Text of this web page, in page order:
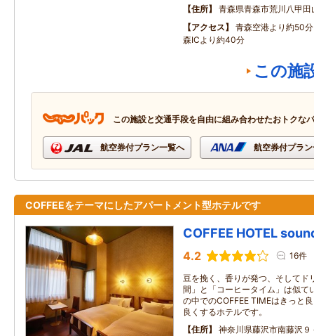
住所
青森県青森市荒川八甲田
アクセス
青森空港より約50
森ICより約40分
この施
この施設と交通手段を自由に組み合わせたおトクな
航空券付プラン一覧へ 航空券付プラ
COFFEEをテーマにしたアパートメント型ホテルです
COFFEE HOTEL
4.2 16件
豆を挽く、香りが発つ、そしてド
間」と「コーヒータイム」は似て
の中でのCOFFEE TIMEはきっと
良くするホテルです。
住所
神奈川県藤沢市南藤沢９